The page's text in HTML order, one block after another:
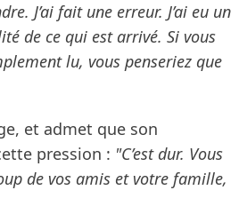
J’ai fait une erreur. J’ai eu un
de ce qui est arrivé. Si vous
lu, vous penseriez que
et admet que son
pression : "C’est dur. Vous
de vos amis et votre famille,